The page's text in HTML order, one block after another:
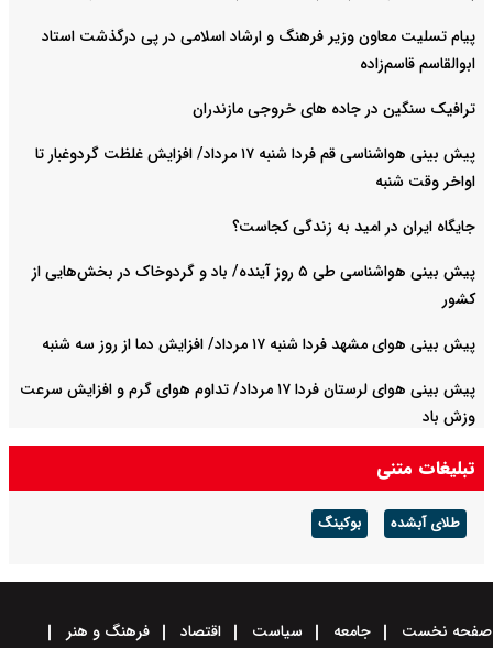
پیام تسلیت معاون وزیر فرهنگ و ارشاد اسلامی در پی درگذشت استاد
ابوالقاسم قاسم‌زاده
ترافیک سنگین در جاده های خروجی مازندران
پیش بینی هواشناسی قم فردا شنبه ۱۷ مرداد/ افزایش غلظت گردوغبار تا
اواخر وقت شنبه
جایگاه ایران در امید به زندگی کجاست؟
پیش بینی هواشناسی طی ۵ روز آینده/ باد و گردوخاک در بخش‌هایی از
کشور
پیش بینی هوای مشهد فردا شنبه ۱۷ مرداد/ افزایش دما از روز سه شنبه
پیش بینی هوای لرستان فردا ۱۷ مرداد/ تداوم هوای گرم و افزایش سرعت
وزش باد
تبلیغات متنی
طلای آبشده بوکینگ
صفحه نخست جامعه سیاست اقتصاد
فرهنگ و هنر